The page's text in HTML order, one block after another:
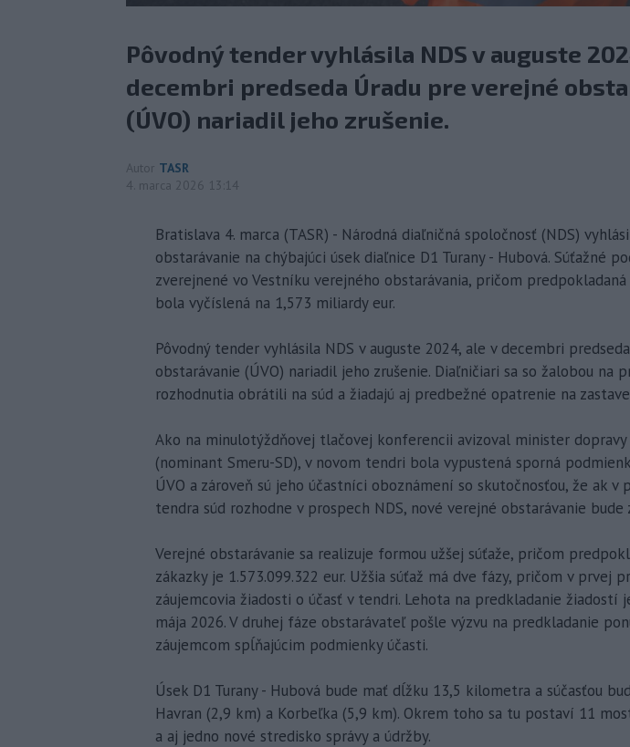
Pôvodný tender vyhlásila NDS v auguste
decembri predseda Úradu pre verejné
(ÚVO) nariadil jeho zrušenie.
Autor TASR
4. marca 2026 13:14
Bratislava 4. marca (TASR) - Národná diaľničná spoločnosť (NDS)
obstarávanie na chýbajúci úsek diaľnice D1 Turany - Hubová. Súťažné
zverejnené vo Vestníku verejného obstarávania, pričom
bola vyčíslená na 1,573 miliardy eur.
Pôvodný tender vyhlásila NDS v auguste 2024, ale v decembri
obstarávanie (ÚVO) nariadil jeho zrušenie. Diaľničiari sa so žalobou na
rozhodnutia obrátili na súd a žiadajú aj predbežné opatrenie na
Ako na minulotýždňovej tlačovej konferencii avizoval minister dopravy
(nominant Smeru-SD), v novom tendri bola vypustená sporná
ÚVO a zároveň sú jeho účastníci oboznámení so skutočnosťou, že ak v
tendra súd rozhodne v prospech NDS, nové verejné obstarávanie bude
Verejné obstarávanie sa realizuje formou užšej súťaže, pričom
zákazky je 1.573.099.322 eur. Užšia súťaž má dve fázy, pričom v prvej
záujemcovia žiadosti o účasť v tendri. Lehota na predkladanie žiadostí
mája 2026. V druhej fáze obstarávateľ pošle výzvu na predkladanie
záujemcom spĺňajúcim podmienky účasti.
Úsek D1 Turany - Hubová bude mať dĺžku 13,5 kilometra a súčasťou
Havran (2,9 km) a Korbeľka (5,9 km). Okrem toho sa tu postaví 11
a aj jedno nové stredisko správy a údržby.